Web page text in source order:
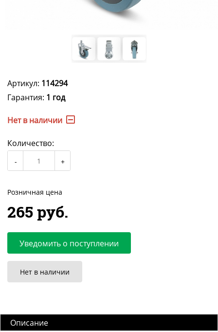
Артикул: 114294
Гарантия: 1 год
Нет в наличии
Количество:
Розничная цена
265 руб.
Уведомить о поступлении
Нет в наличии
Описание